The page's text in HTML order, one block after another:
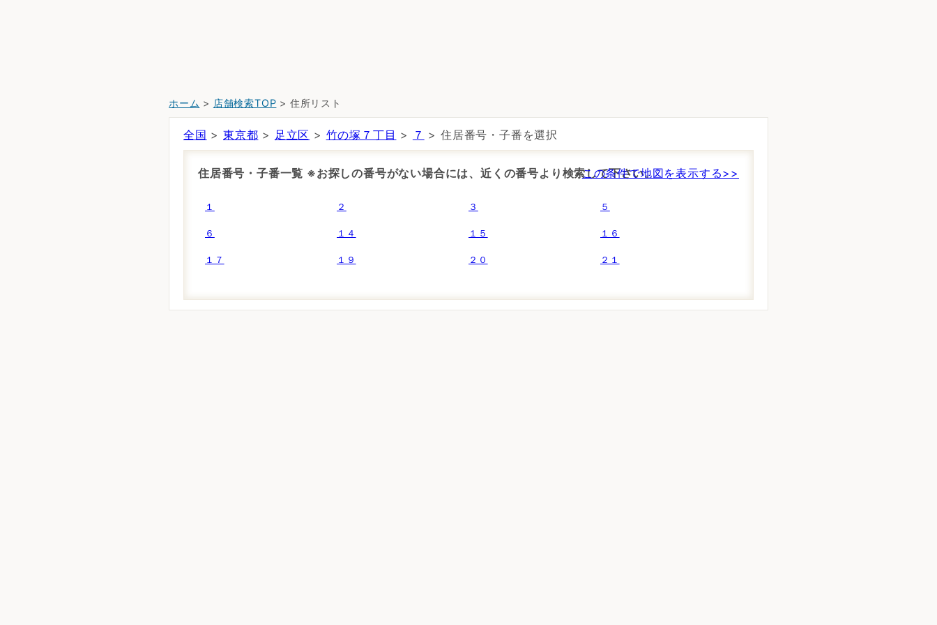
ホーム > 店舗検索TOP > 住所リスト
全国 >東京都 > 足立区 > 竹の塚７丁目 > ７ > 住居番号・子番を選択
住居番号・子番一覧 ※お探しの番号がない場合には、近くの番号より検索して下さい。この条件で地図を表示する>>
１ ２ ３ ５
６ １４ １５ １６
１７ １９ ２０ ２１